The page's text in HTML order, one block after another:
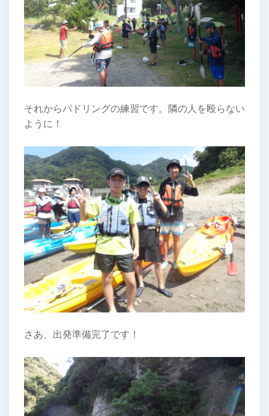
それからパドリングの練習です。隣の人を殴らない
ように！
さあ、出発準備完了です！